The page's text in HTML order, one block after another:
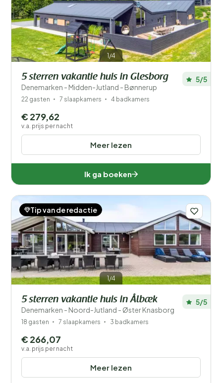
1/4
5 sterren vakantie huis in Glesborg
Denemarken - Midden-Jutland - Bønnerup
5/5
22 gasten 7 slaapkamers 4 badkamers
Meer lezen
€ 279,62
v.a. prijs per nacht
Ik ga boeken
1/4
Tip van de redactie
5 sterren vakantie huis in Ålbæk
Denemarken - Noord-Jutland - Øster Knasborg
5/5
18 gasten 7 slaapkamers 3 badkamers
Meer lezen
€ 266,07
v.a. prijs per nacht